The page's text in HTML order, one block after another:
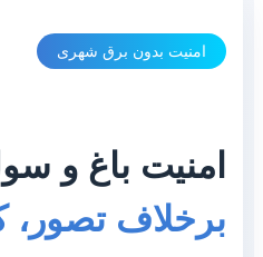
امنیت بدون برق شهری
امنیت باغ و
برخلاف تصور،